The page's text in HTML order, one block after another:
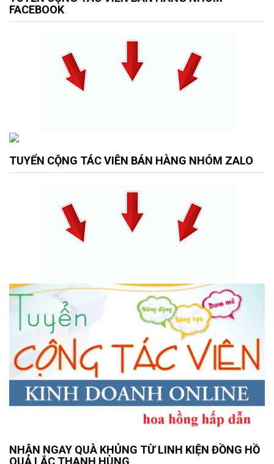
FACEBOOK
TUYỂN CỘNG TÁC VIÊN BÁN HÀNG NHÓM ZALO
NHẬN NGAY QUÀ KHỦNG TỪ LINH KIỆN ĐỒNG HỒ
QUẢ LẮC THANH HÙNG